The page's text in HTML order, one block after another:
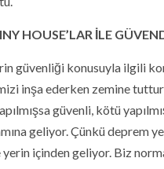
HOUSE’LAR İLE
güvenliği konusuyla ilgili
inşa ederken zemine
güvenli, kötü
geliyor. Çünkü deprem
içinden geliyor. Biz